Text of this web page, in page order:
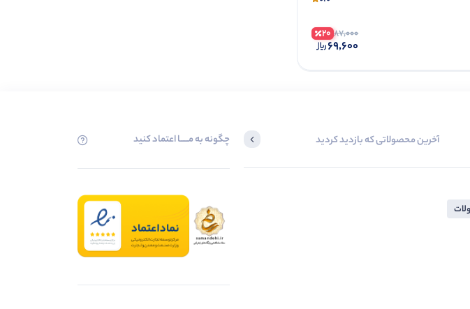
87,000
20
69,600
آخرین محصولاتی که بازدید کردید چگونه به مــــــا اعتماد کنید